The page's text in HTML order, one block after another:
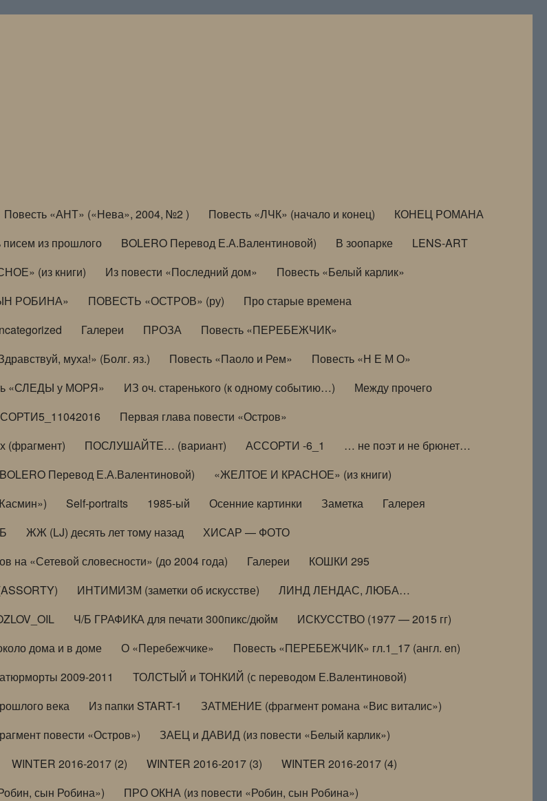
Повесть «АНТ» («Нева», 2004, №2 ) Повесть «ЛЧК» (начало и конец)
КОНЕЦ РОМАНА
писем из прошлого BOLERO Перевод Е.А.Валентиновой) В зоопарке
LENS-ART
(из книги) Из повести «Последний дом»
Повесть «Белый карлик»
РОБИНА» ПОВЕСТЬ «ОСТРОВ» (ру)
Про старые времена
Галереи ПРОЗА
Повесть «ПЕРЕБЕЖЧИК»
муха!» (Болг. яз.) Повесть «Паоло и Рем»
Повесть «Н Е М О»
«СЛЕДЫ у МОРЯ» ИЗ оч. старенького (к одному событию…)
Между прочего
Первая глава повести «Остров»
(фрагмент) ПОСЛУШАЙТЕ… (вариант) АССОРТИ -6_1
… не поэт и не брюнет…
BOLERO Перевод Е.А.Валентиновой)
«ЖЕЛТОЕ И КРАСНОЕ» (из книги)
Self-portraits 1985-ый Осенние картинки Заметка
Галерея
ЖЖ (LJ) десять лет тому назад
ХИСАР — ФОТО
на «Сетевой словесности» (до 2004 года) Галереи
КОШКИ 295
ИНТИМИЗМ (заметки об искусстве)
ЛИНД ЛЕНДАС, ЛЮБА…
Ч/Б ГРАФИКА для печати 300пикс/дюйм
ИСКУССТВО (1977 — 2015 гг)
дома и в доме О «Перебежчике»
Повесть «ПЕРЕБЕЖЧИК» гл.1_17 (англ. en)
2009-2011
ТОЛСТЫЙ и ТОНКИЙ (с переводом Е.Валентиновой)
века Из папки START-1
ЗАТМЕНИЕ (фрагмент романа «Вис виталис»)
повести «Остров»)
ЗАЕЦ и ДАВИД (из повести «Белый карлик»)
WINTER 2016-2017 (2) WINTER 2016-2017 (3)
WINTER 2016-2017 (4)
сын Робина»)
ПРО ОКНА (из повести «Робин, сын Робина»)